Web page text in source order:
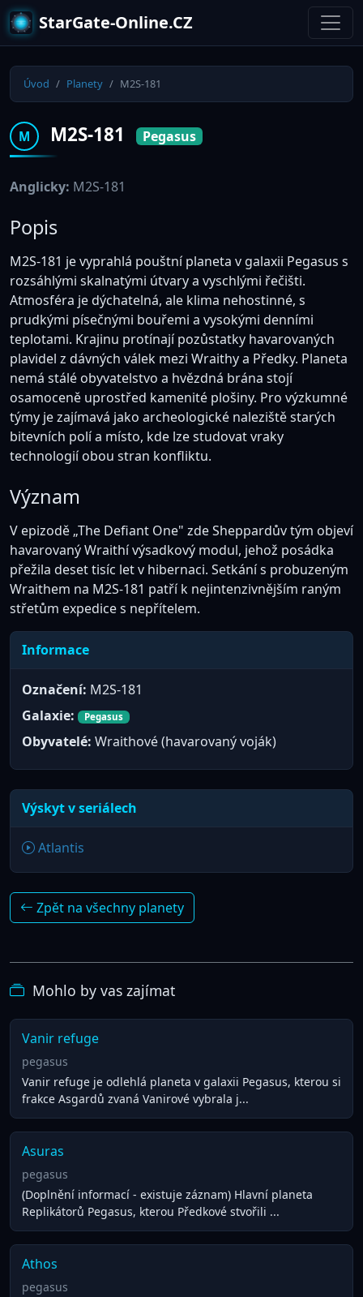
StarGate-Online.CZ
Úvod Planety M2S-181
M M2S-181 Pegasus
Anglicky: M2S-181
Popis
M2S-181 je vyprahlá pouštní planeta v galaxii Pegasus s
rozsáhlými skalnatými útvary a vyschlými řečišti.
Atmosféra je dýchatelná, ale klima nehostinné, s
prudkými písečnými bouřemi a vysokými denními
teplotami. Krajinu protínají pozůstatky havarovaných
plavidel z dávných válek mezi Wraithy a Předky. Planeta
nemá stálé obyvatelstvo a hvězdná brána stojí
osamoceně uprostřed kamenité plošiny. Pro výzkumné
týmy je zajímavá jako archeologické naleziště starých
bitevních polí a místo, kde lze studovat vraky
technologií obou stran konfliktu.
Význam
V epizodě „The Defiant One" zde Sheppardův tým objeví
havarovaný Wraithí výsadkový modul, jehož posádka
přežila deset tisíc let v hibernaci. Setkání s probuzeným
Wraithem na M2S-181 patří k nejintenzivnějším raným
střetům expedice s nepřítelem.
Informace
Označení: M2S-181
Galaxie:
Pegasus
Obyvatelé: Wraithové (havarovaný voják)
Výskyt v seriálech
Atlantis
Zpět na všechny planety
Mohlo by vas zajímat
Vanir refuge
pegasus
Vanir refuge je odlehlá planeta v galaxii Pegasus, kterou si
frakce Asgardů zvaná Vanirové vybrala j...
Asuras
pegasus
(Doplnění informací - existuje záznam) Hlavní planeta
Replikátorů Pegasus, kterou Předkové stvořili ...
Athos
pegasus